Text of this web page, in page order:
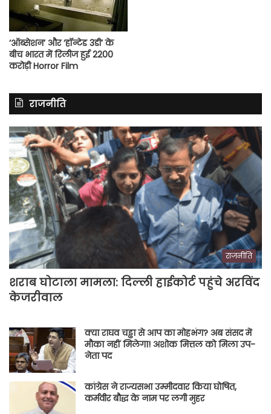
‘ऑब्सेशन’ और ‘हॉन्टेड 3डी’ के
बीच भारत में रिलीज हुई 2200
करोड़ी Horror Film
राजनीति
राजनीति
शराब घोटाला मामला: दिल्ली हाईकोर्ट पहुंचे अरविंद
केजरीवाल
क्या राघव चड्ढा से आप का मोहभंग? अब संसद में
मौका नहीं मिलेगा! अशोक मित्तल को मिला उप-
नेता पद
कांग्रेस ने राज्यसभा उम्मीदवार किया घोषित,
कर्मवीर बौद्ध के नाम पर लगी मुहर